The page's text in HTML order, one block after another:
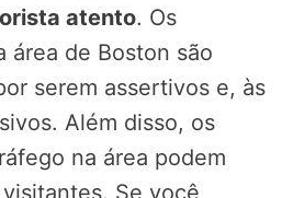
atento. Os
área de Boston são
serem assertivos e, às
Além disso, os
na área podem